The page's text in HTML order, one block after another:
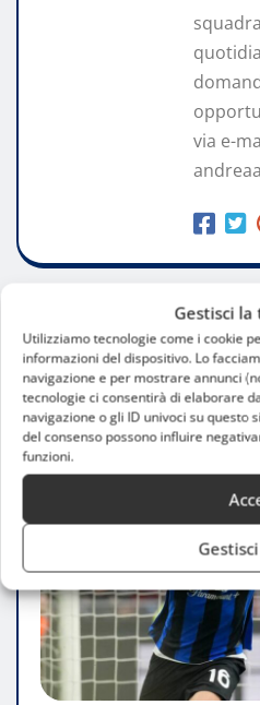
Gestisci la
Utilizziamo tecnologie come i cookie
informazioni del dispositivo. Lo
navigazione e per mostrare annunci
tecnologie ci consentirà di elaborare
navigazione o gli ID univoci su questo
del consenso possono influire
funzioni.
via e-
RELATED STORY